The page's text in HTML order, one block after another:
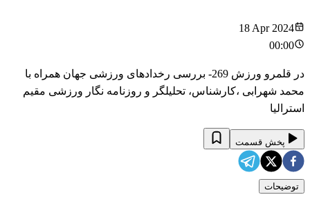
18 Apr 2024
00:00
در قلمرو ورزش 269- بررسی رخدادهای ورزشی جهان همراه با
محمد شهرابی ،کارشناس، تحلیلگر و روزنامه نگار ورزشی مقیم
استرالیا
پخش قسمت
توضیحات